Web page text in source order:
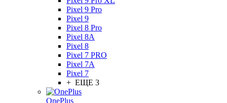
Pixel 9 Pro
Pixel 9
Pixel 8 Pro
Pixel 8A
Pixel 8
Pixel 7 PRO
Pixel 7A
Pixel 7
+ ЕЩЕ 3
OnePlus